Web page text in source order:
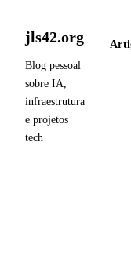
jls42.org
Blog pessoal
sobre IA,
infraestrutura
e projetos
tech